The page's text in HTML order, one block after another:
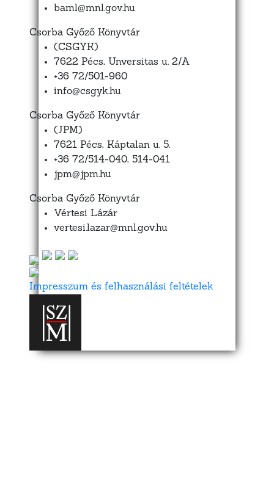
baml@mnl.gov.hu
Csorba Győző Könyvtár
(CSGYK)
7622 Pécs, Unversitas u. 2/A
+36 72/501-960
info@csgyk.hu
Csorba Győző Könyvtár
(JPM)
7621 Pécs, Káptalan u. 5.
+36 72/514-040, 514-041
jpm@jpm.hu
Csorba Győző Könyvtár
Vértesi Lázár
vertesi.lazar@mnl.gov.hu
Impresszum és felhasználási feltételek